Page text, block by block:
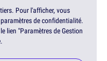
Pour l'afficher, vous
de confidentialité.
lien "Paramètres de Gestion